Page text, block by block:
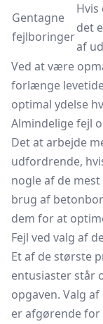
Gentagne
fejlboringer
det
af
Ved at være
forlænge
optimal ydelse
Almindelige fejl
Det at arbejde
udfordrende,
nogle af de
brug af
dem for at
Fejl ved valg af
Et af de største
entusiaster står
opgaven. Valg
er afgørende for